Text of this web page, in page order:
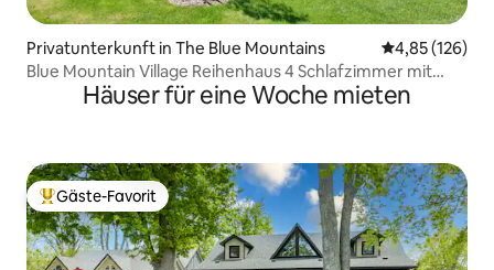
Privatunterkunft in The Blue Mountains
4,85 (126)
Blue Mountain Village Reihenhaus 4 Schlafzimmer mit
Häuser für eine Woche mieten
Beliebter Gäste-Favorit.
Gäste-Favorit